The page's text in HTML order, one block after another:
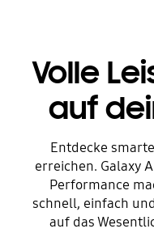
Volle
auf
Entdecke
erreichen. Galaxy
Performance
schnell, einfach
auf das